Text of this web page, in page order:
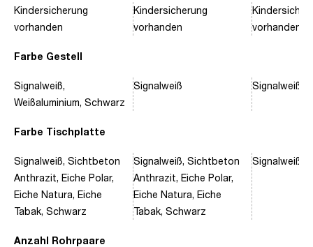
Farbe Gestell
Farbe Tischplatte
Anzahl Rohrpaare
Kindersicherung
vorhanden
Signalweiß,
Weißaluminium, Schwarz
Signalweiß, Sichtbeton
Anthrazit, Eiche Polar,
Eiche Natura, Eiche
Tabak, Schwarz
Kindersicherung
vorhanden
Signalweiß
Signalweiß, Sichtbeton
Anthrazit, Eiche Polar,
Eiche Natura, Eiche
Tabak, Schwarz
vorhanden
Signalweiß,
Signalweiß,